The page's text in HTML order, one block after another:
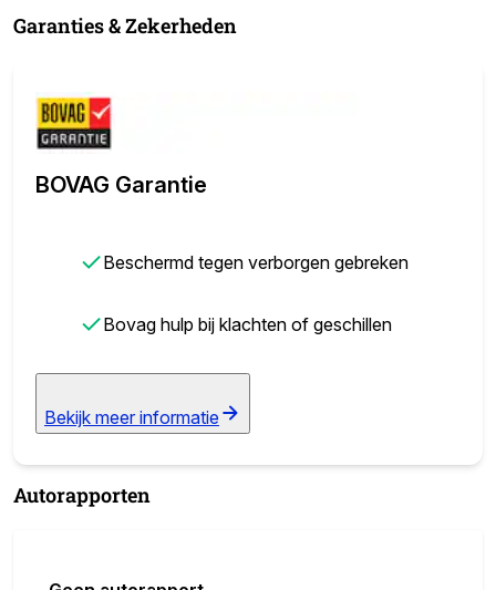
Garanties & Zekerheden
BOVAG Garantie
✓Beschermd tegen verborgen gebreken
✓Bovag hulp bij klachten of geschillen
Bekijk meer informatie
Autorapporten